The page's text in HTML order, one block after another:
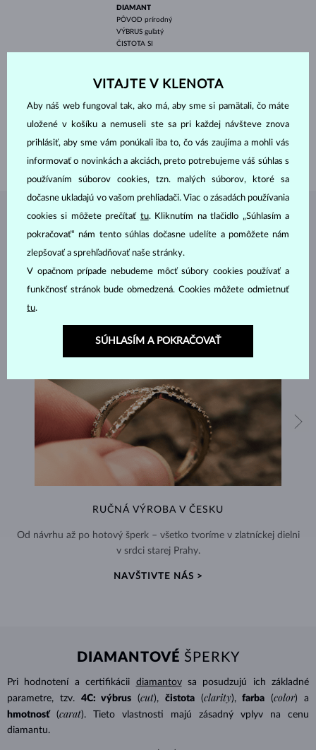
DIAMANT
PÔVOD prírodný
VÝBRUS guľatý
ČISTOTA SI
VÁHA0.900 ct
VÁHA 2.80 g
ŠPERKY ZATELIÉRU KLENOTA
RUČNÁ VÝROBA V ČESKU
Od návrhu až po hotový šperk – všetko tvoríme v zlatníckej dielni
v srdci starej Prahy.
NAVŠTIVTE NÁS >
DIAMANTOVÉ ŠPERKY
Pri hodnotení a certifikácii diamantovsa posudzujú ich základné
parametre, tzv.
4C: výbrus (cut), čistota (clarity), farba (color) a
hmotnosť
(carat). Tieto vlastnosti majú zásadný vplyv na cenu
diamantu.
VITAJTE V KLENOTA
Aby náš web fungoval tak, ako má, aby sme si pamätali, čo máte
uložené v košíku a nemuseli ste sa pri každej návšteve znova
prihlásiť, aby sme vám ponúkali iba to, čo vás zaujíma a mohli vás
informovať o novinkách a akciách, preto potrebujeme váš súhlas s
používaním súborov cookies, tzn. malých súborov, ktoré sa
dočasne ukladajú vo vašom prehliadači. Viac o zásadách používania
cookies si môžete prečítať tu. Kliknutím na tlačidlo „Súhlasím a
pokračovať“ nám tento súhlas dočasne udelíte a pomôžete nám
zlepšovať a sprehľadňovať naše stránky.
V opačnom prípade nebudeme môcť súbory cookies používať a
funkčnosť stránok bude obmedzená. Cookies môžete odmietnuť
tu.
SÚHLASÍM A POKRAČOVAŤ